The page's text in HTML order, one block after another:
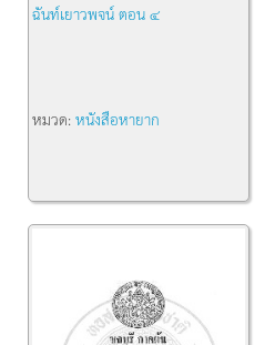
ฉันท์เยาวพจน์ ตอน ๔
หมวด:หนังสือหายาก